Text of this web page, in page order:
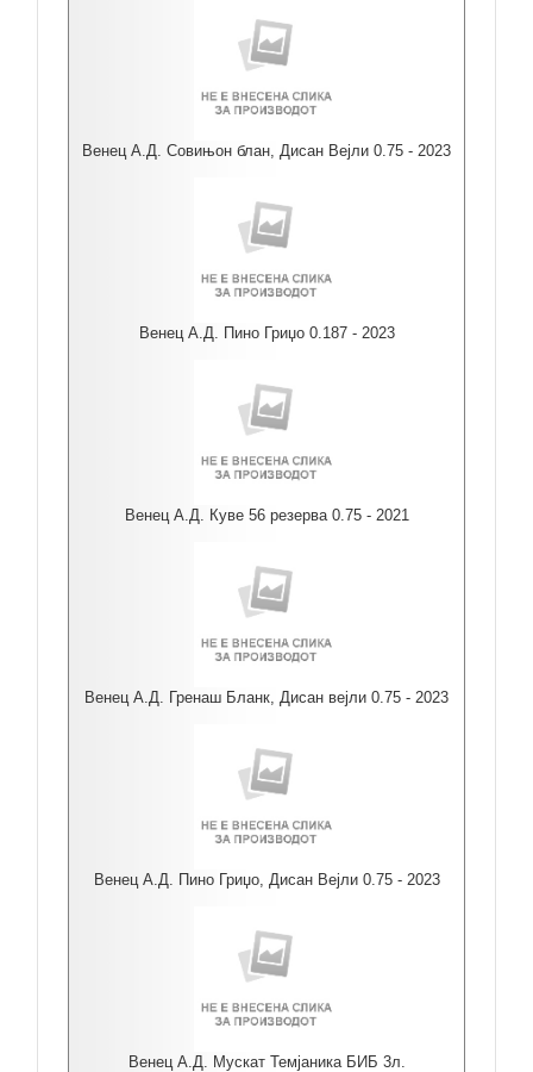
Венец А.Д. Совињон блан, Дисан Вејли 0.75 - 2023
Венец А.Д. Пино Гриџо 0.187 - 2023
Венец А.Д. Куве 56 резерва 0.75 - 2021
Венец А.Д. Гренаш Бланк, Дисан вејли 0.75 - 2023
Венец А.Д. Пино Гриџо, Дисан Вејли 0.75 - 2023
Венец А.Д. Мускат Темјаника БИБ 3л.